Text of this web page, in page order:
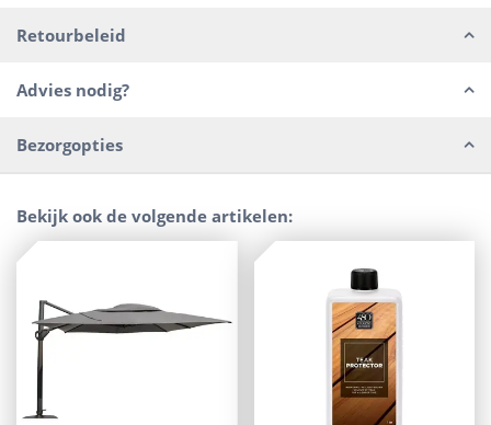
Retourbeleid
Advies nodig?
Bezorgopties
Bekijk ook de volgende artikelen: